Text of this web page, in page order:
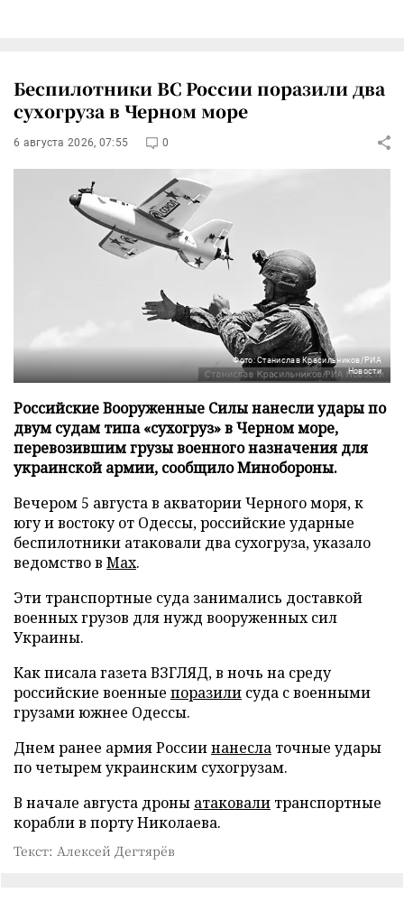
Беспилотники ВС России поразили два
сухогруза в Черном море
6 августа 2026, 07:55 0
Фото: Станислав Красильников/РИА
Новости
Российские Вооруженные Силы нанесли удары по
двум судам типа «сухогруз» в Черном море,
перевозившим грузы военного назначения для
украинской армии, сообщило Минобороны.
Вечером 5 августа в акватории Черного моря, к
югу и востоку от Одессы, российские ударные
беспилотники атаковали два сухогруза, указало
ведомство в Max.
Эти транспортные суда занимались доставкой
военных грузов для нужд вооруженных сил
Украины.
Как писала газета ВЗГЛЯД, в ночь на среду
российские военные поразили суда с военными
грузами южнее Одессы.
Днем ранее армия Россиинанесла точные удары
по четырем украинским сухогрузам.
В начале августа дроны атаковали транспортные
корабли в порту Николаева.
Текст: Алексей Дегтярёв